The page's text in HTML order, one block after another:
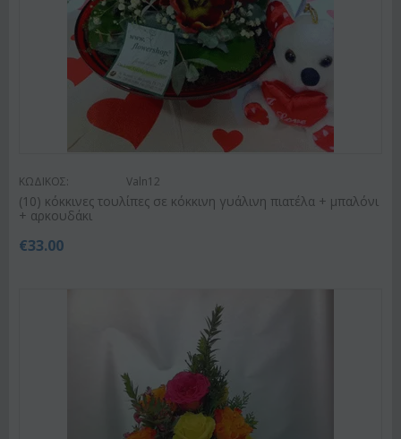
ΚΩΔΙΚΟΣ: Valn12
(10) κόκκινες τουλίπες σε κόκκινη γυάλινη πιατέλα + μπαλόνι
+ αρκουδάκι
€33.00